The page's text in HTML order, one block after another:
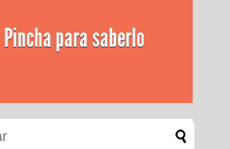
Pincha para saberlo